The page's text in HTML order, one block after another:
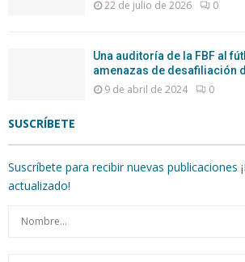
22 de julio de 2026 0
Una auditoría de la FBF al
amenazas de desafiliación
9 de abril de 2024 0
SUSCRÍBETE
Suscríbete para recibir nuevas publicaciones
actualizado!